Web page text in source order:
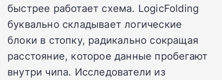
быстрее работает схема. LogicFolding
буквально складывает логические
блоки в стопку, радикально сокращая
расстояние, которое данные пробегают
внутри чипа. Исследователи из